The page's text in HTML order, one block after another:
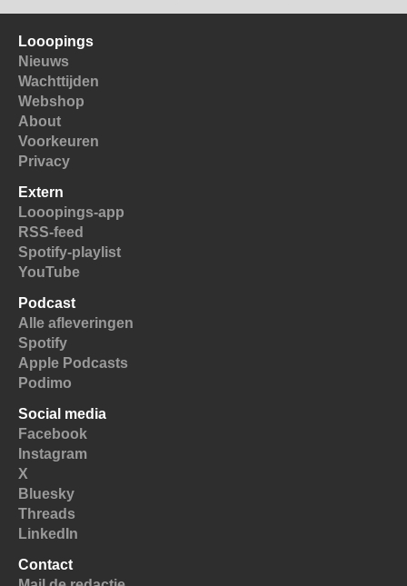
Looopings
Nieuws
Wachttijden
Webshop
About
Voorkeuren
Privacy
Extern
Looopings-app
RSS-feed
Spotify-playlist
YouTube
Podcast
Alle afleveringen
Spotify
Apple Podcasts
Podimo
Social media
Facebook
Instagram
X
Bluesky
Threads
LinkedIn
Contact